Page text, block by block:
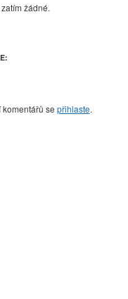
žádné.
komentářů se přihlaste.